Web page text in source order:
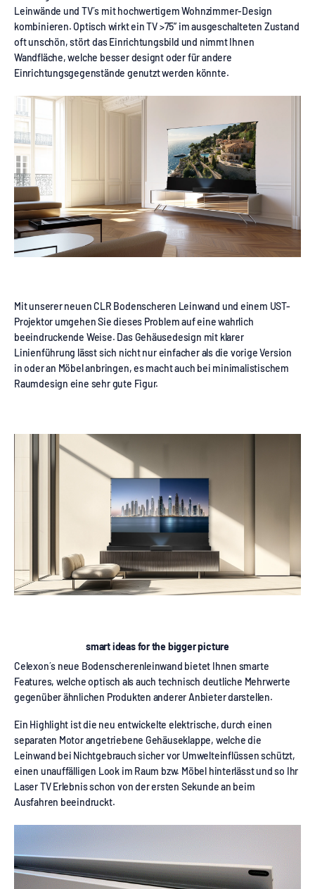
Leinwände und TV´s mit hochwertigem Wohnzimmer-Design
kombinieren. Optisch wirkt ein TV >75” im ausgeschalteten Zustand
oft unschön, stört das Einrichtungsbild und nimmt Ihnen
Wandfläche, welche besser designt oder für andere
Einrichtungsgegenstände genutzt werden könnte.
Mit unserer neuen CLR Bodenscheren Leinwand und einem UST-
Projektor umgehen Sie dieses Problem auf eine wahrlich
beeindruckende Weise. Das Gehäusedesign mit klarer
Linienführung lässt sich nicht nur einfacher als die vorige Version
in oder an Möbel anbringen, es macht auch bei minimalistischem
Raumdesign eine sehr gute Figur.
smart ideas for the bigger picture
Celexon´s neue Bodenscherenleinwand bietet Ihnen smarte
Features, welche optisch als auch technisch deutliche Mehrwerte
gegenüber ähnlichen Produkten anderer Anbieter darstellen.
Ein Highlight ist die neu entwickelte elektrische, durch einen
separaten Motor angetriebene Gehäuseklappe, welche die
Leinwand bei Nichtgebrauch sicher vor Umwelteinflüssen schützt,
einen unauffälligen Look im Raum bzw. Möbel hinterlässt und so Ihr
Laser TV Erlebnis schon von der ersten Sekunde an beim
Ausfahren beeindruckt.